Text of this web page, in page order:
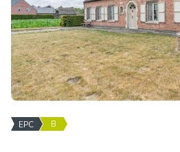
EPC B